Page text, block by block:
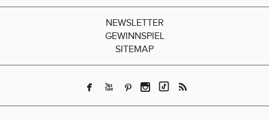
NEWSLETTER
GEWINNSPIEL
SITEMAP